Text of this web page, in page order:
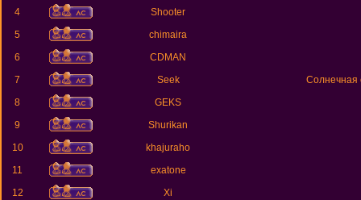
4
Shooter
5
chimaira
6
CDMAN
7
Seek
Солнечная
8
GEKS
9
Shurikan
10
khajuraho
11
exatone
12
Xi